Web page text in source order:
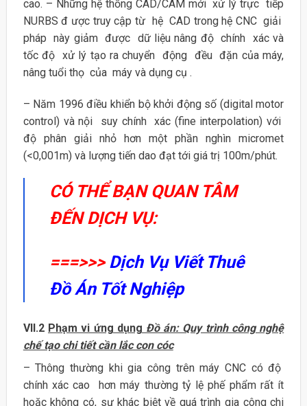
cao. – Những hệ thống CAD/CAM mới xử lý trực tiếp
NURBS đ ược truy cập từ hệ CAD trong hệ CNC giải
pháp này giảm được dữ liệu nâng độ chính xác và
tốc độ xử lý tạo ra chuyển động đều đặn của máy,
nâng tuổi thọ của máy và dụng cụ .
– Năm 1996 điều khiển bộ khởi động số (digital motor
control) và nội suy chính xác (fine interpolation) với
độ phân giải nhỏ hơn một phần nghìn micromet
(<0,001m) và lượng tiến dao đạt tới giá trị 100m/phút.
CÓ THỂ BẠN QUAN TÂM
ĐẾN DỊCH VỤ:
===>>> Dịch Vụ Viết Thuê
Đồ Án Tốt Nghiệp
VII.2 Phạm vi ứng dụng Đồ án: Quy trình công nghệ
chế tạo chi tiết cần lắc con cóc
– Thông thường khi gia công trên máy CNC có độ
chính xác cao hơn máy thường tỷ lệ phế phẩm rất ít
hoặc không có, sự khác biệt về quá trình gia công chi